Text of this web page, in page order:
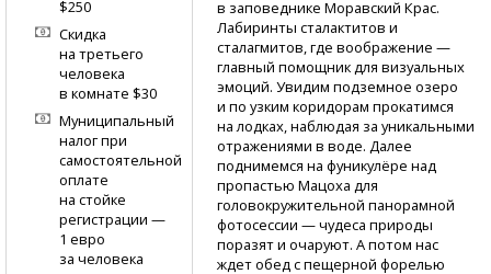
в заповеднике Моравский Крас.
Лабиринты сталактитов и
сталагмитов, где воображение —
главный помощник для визуальных
эмоций. Увидим подземное озеро
и по узким коридорам прокатимся
на лодках, наблюдая за уникальными
отражениями в воде. Далее
поднимемся на фуникулёре над
пропастью Мацоха для
головокружительной панорамной
фотосессии — чудеса природы
поразят и очаруют. А потом нас
ждет обед с пещерной форелью
$250
Скидка
на третьего
человека
в комнате $30
Муниципальный
налог при
самостоятельной
оплате
на стойке
регистрации —
1 евро
за человека